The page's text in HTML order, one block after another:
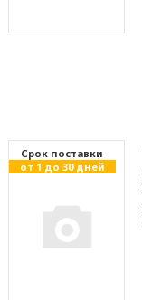
Cрок поставки
от 1 до 30 дней